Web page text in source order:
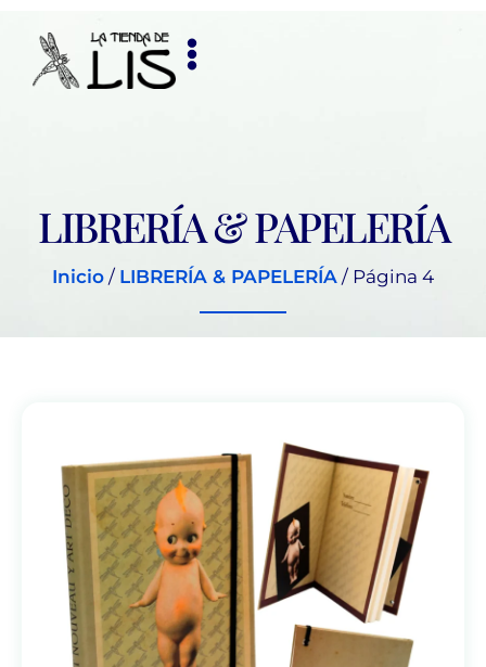
LIBRERÍA & PAPELERÍA
Inicio / LIBRERÍA & PAPELERÍA / Página 4